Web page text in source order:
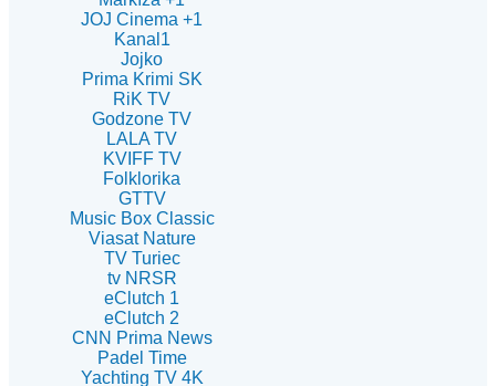
JOJ Cinema +1
Kanal1
Jojko
Prima Krimi SK
RiK TV
Godzone TV
LALA TV
KVIFF TV
Folklorika
GTTV
Music Box Classic
Viasat Nature
TV Turiec
tv NRSR
eClutch 1
eClutch 2
CNN Prima News
Padel Time
Yachting TV 4K